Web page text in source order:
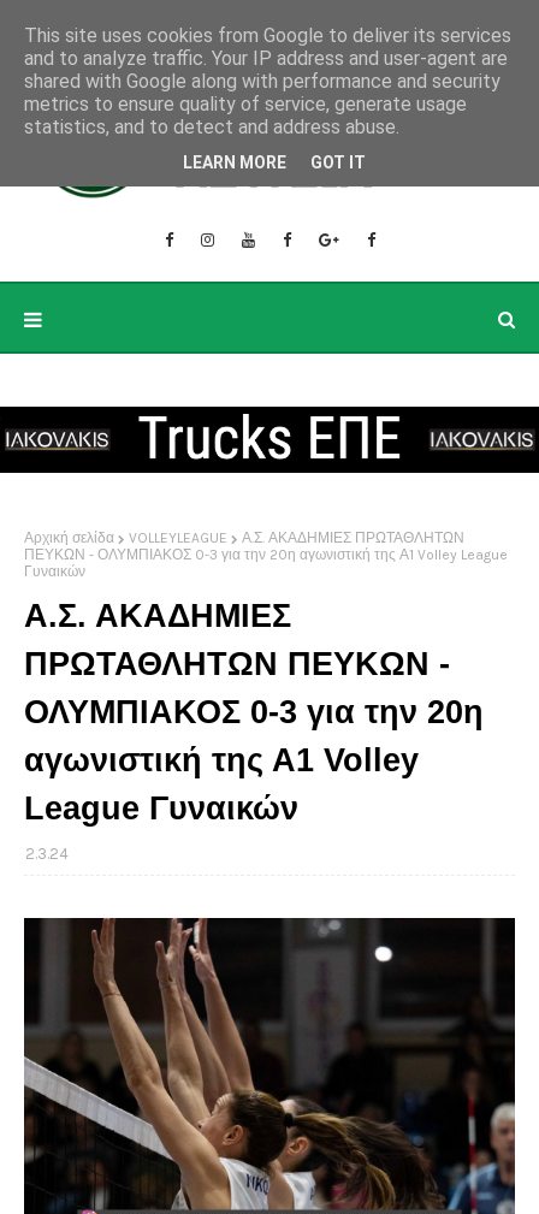
Αρχική σελίδα VOLLEYLEAGUE
Α.Σ. ΑΚΑΔΗΜΙΕΣ ΠΡΩΤΑΘΛΗΤΩΝ
ΠΕΥΚΩΝ - ΟΛΥΜΠΙΑΚΟΣ 0-3 για την 20η αγωνιστική της Α1 Volley League
Γυναικών
Α.Σ. ΑΚΑΔΗΜΙΕΣ
ΠΡΩΤΑΘΛΗΤΩΝ ΠΕΥΚΩΝ -
ΟΛΥΜΠΙΑΚΟΣ 0-3 για την 20η
αγωνιστική της Α1 Volley
League Γυναικών
2.3.24
This site uses cookies from Google to deliver its services
and to analyze traffic. Your IP address and user-agent are
shared with Google along with performance and security
metrics to ensure quality of service, generate usage
statistics, and to detect and address abuse.
LEARN MORE GOT IT